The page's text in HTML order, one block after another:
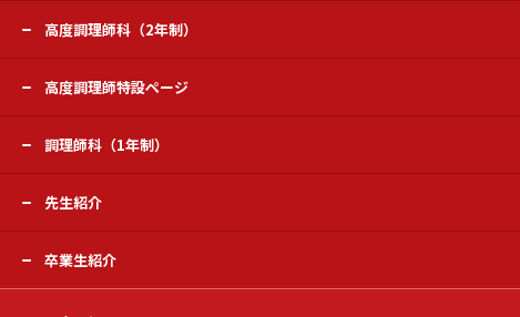
高度調理師科（2年制）
高度調理師特設ページ
調理師科（1年制）
先生紹介
卒業生紹介